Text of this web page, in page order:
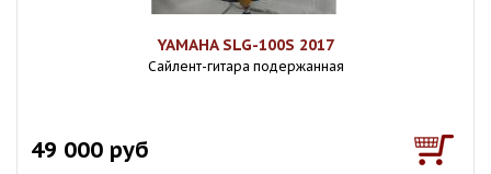
YAMAHA SLG-100S 2017
Сайлент-гитара подержанная
49 000 руб